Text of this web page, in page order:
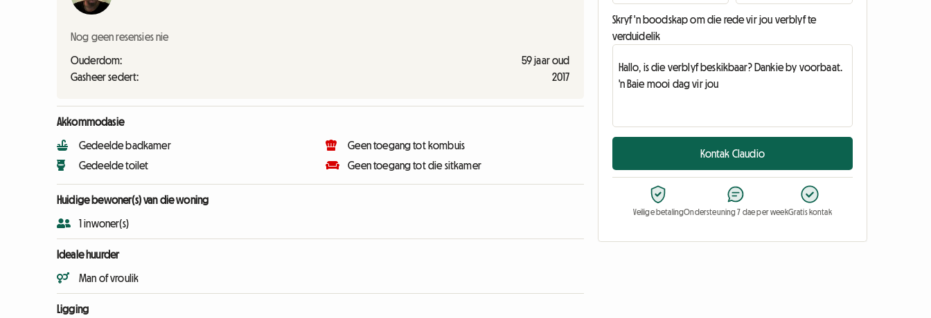
Nog geen resensies nie
Ouderdom:
59 jaar oud
Gasheer sedert:
2017
Akkommodasie
Gedeelde badkamer
Gedeelde toilet
Geen toegang tot kombuis
Geen toegang tot die sitkamer
Huidige bewoner(s) van die woning
1 inwoner(s)
Ideale huurder
Man of vroulik
Ligging
Skryf 'n boodskap om die rede vir jou verblyf te
verduidelik
Kontak Claudio
Veilige betalingOndersteuning 7 dae per weekGratis kontak